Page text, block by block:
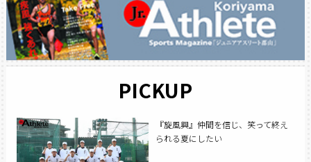
PICKUP
『旋風興』仲間を信じ、笑って終え
られる夏にしたい